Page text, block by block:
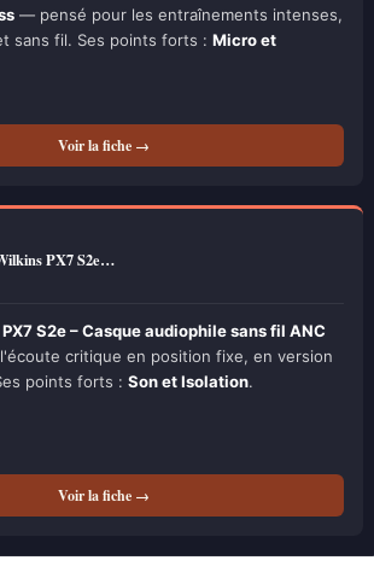
— pensé pour les entraînements intenses,
sans fil. Ses points forts : Micro et
Voir la fiche →
PX7 S2e…
S2e – Casque audiophile sans fil ANC
critique en position fixe, en version
points forts : Son et Isolation.
Voir la fiche →